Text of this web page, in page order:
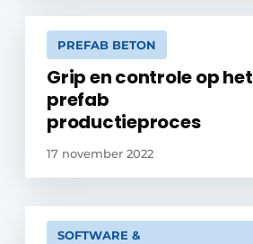
PREFAB BETON
Grip en controle op het
prefab
productieproces
17 november 2022
SOFTWARE &